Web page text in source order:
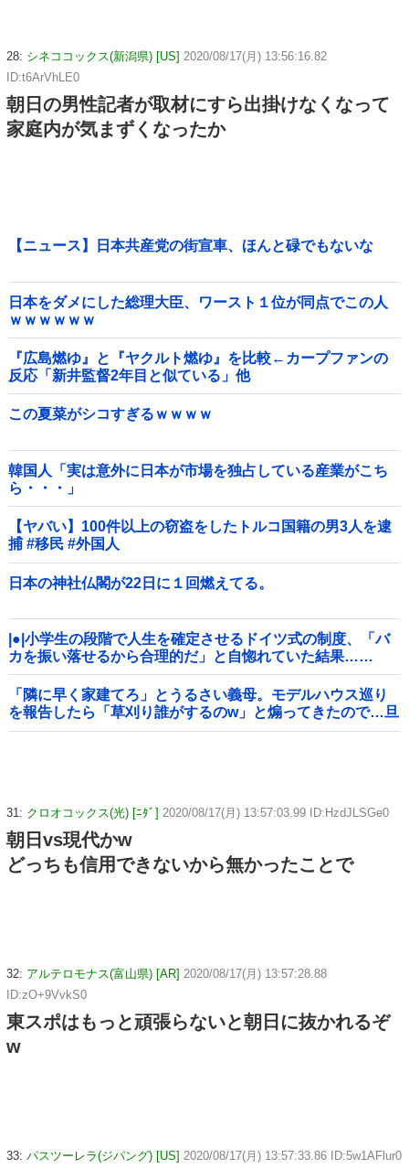
28: シネココックス(新潟県) [US] 2020/08/17(月) 13:56:16.82
ID:t6ArVhLE0
朝日の男性記者が取材にすら出掛けなくなって
家庭内が気まずくなったか
【ニュース】日本共産党の街宣車、ほんと碌でもないな
日本をダメにした総理大臣、ワースト１位が同点でこの人
ｗｗｗｗｗｗ
『広島燃ゆ』と『ヤクルト燃ゆ』を比較←カープファンの
反応「新井監督2年目と似ている」他
この夏菜がシコすぎるｗｗｗｗ
韓国人「実は意外に日本が市場を独占している産業がこち
ら・・・」
【ヤバい】100件以上の窃盗をしたトルコ国籍の男3人を逮
捕 #移民 #外国人
日本の神社仏閣が22日に１回燃えてる。
|●|小学生の段階で人生を確定させるドイツ式の制度、「バ
カを振い落せるから合理的だ」と自惚れていた結果……
「隣に早く家建てろ」とうるさい義母。モデルハウス巡り
を報告したら「草刈り誰がするのw」と煽ってきたので…旦
那が放った「一言」に義母オロオロｗｗ←嫌味を逆手にと
31: クロオコックス(光) [ﾆﾀﾞ] 2020/08/17(月) 13:57:03.99 ID:HzdJLSGe0
朝日vs現代かw
どっちも信用できないから無かったことで
32: アルテロモナス(富山県) [AR] 2020/08/17(月) 13:57:28.88
ID:zO+9VvkS0
東スポはもっと頑張らないと朝日に抜かれるぞ
w
33: パスツーレラ(ジパング) [US] 2020/08/17(月) 13:57:33.86 ID:5w1AFlur0